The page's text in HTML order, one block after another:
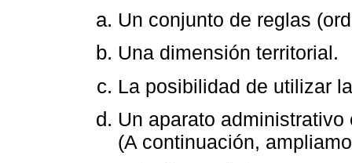
Un conjunto de reglas
Una dimensión territorial.
La posibilidad de utilizar
Un aparato
(A continuación,